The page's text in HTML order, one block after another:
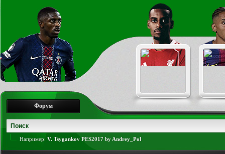
Форум
Например: V. Tsygankov PES2017 by Andrey_Pol